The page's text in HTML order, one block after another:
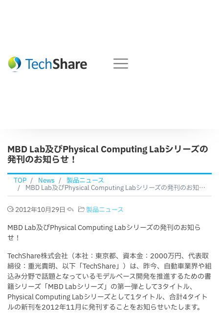
MBD Lab及びPhysical Computing Labシリーズの
発刊のお知らせ！
TOP News 製品ニュース
MBD Lab及びPhysical Computing Labシリーズの発刊のお知らせ！
2012年10月29日 製品ニュース
MBD Lab及びPhysical Computing Labシリーズの発刊のお知ら
せ！
TechShare株式会社（本社：東京都、資本金：2000万円、代表取
締役：重光貴明、以下「TechShare」）は、昨今、自動車業界や組
込み分野で話題となっているモデルベース開発を推進するための書
籍シリーズ「MBD Labシリーズ」の第一弾として3タイトル、
Physical Computing Labシリーズとして1タイトル、合計4タイト
ルの新刊を2012年11月に発刊することをお知らせいたします。